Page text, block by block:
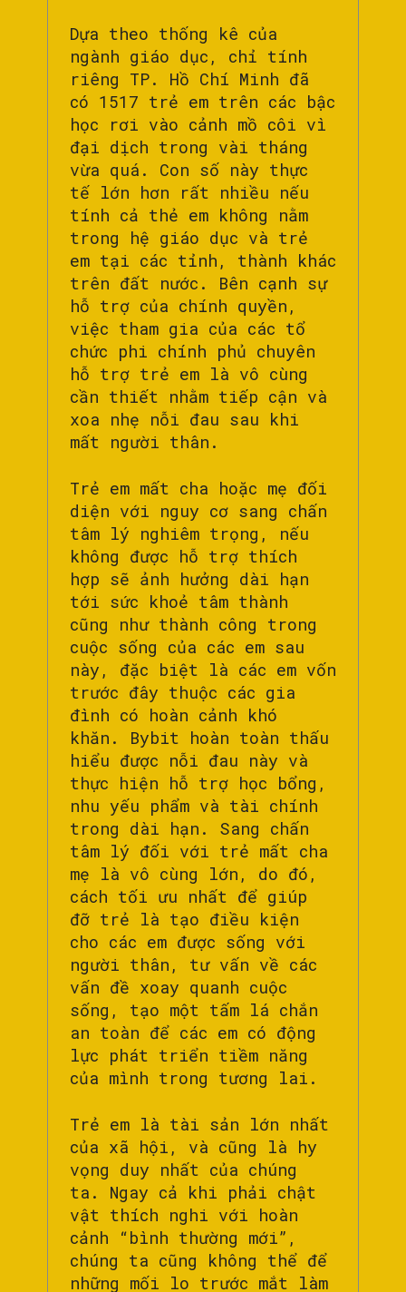
Dựa theo thống kê của
ngành giáo dục, chỉ tính
riêng TP. Hồ Chí Minh đã
có 1517 trẻ em trên các bậc
học rơi vào cảnh mồ côi vì
đại dịch trong vài tháng
vừa quá. Con số này thực
tế lớn hơn rất nhiều nếu
tính cả thẻ em không nằm
trong hệ giáo dục và trẻ
em tại các tỉnh, thành khác
trên đất nước. Bên cạnh sự
hỗ trợ của chính quyền,
việc tham gia của các tổ
chức phi chính phủ chuyên
hỗ trợ trẻ em là vô cùng
cần thiết nhằm tiếp cận và
xoa nhẹ nỗi đau sau khi
mất người thân.
Trẻ em mất cha hoặc mẹ đối
diện với nguy cơ sang chấn
tâm lý nghiêm trọng, nếu
không được hỗ trợ thích
hợp sẽ ảnh hưởng dài hạn
tới sức khoẻ tâm thành
cũng như thành công trong
cuộc sống của các em sau
này, đặc biệt là các em vốn
trước đây thuộc các gia
đình có hoàn cảnh khó
khăn. Bybit hoàn toàn thấu
hiểu được nỗi đau này và
thực hiện hỗ trợ học bổng,
nhu yếu phẩm và tài chính
trong dài hạn. Sang chấn
tâm lý đối với trẻ mất cha
mẹ là vô cùng lớn, do đó,
cách tối ưu nhất để giúp
đỡ trẻ là tạo điều kiện
cho các em được sống với
người thân, tư vấn về các
vấn đề xoay quanh cuộc
sống, tạo một tấm lá chắn
an toàn để các em có động
lực phát triển tiềm năng
của mình trong tương lai.
Trẻ em là tài sản lớn nhất
của xã hội, và cũng là hy
vọng duy nhất của chúng
ta. Ngay cả khi phải chật
vật thích nghi với hoàn
cảnh “bình thường mới”,
chúng ta cũng không thể để
những mối lo trước mắt làm